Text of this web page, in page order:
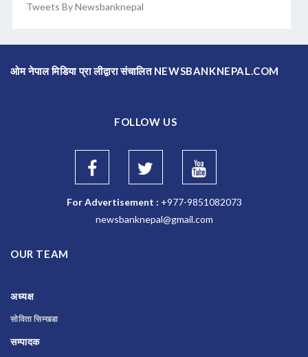
Tweets By Newsbanknepal
ओम नेपाल मिडिया प्रा लीद्वारा संचालित NEWSBANKNEPAL.COM
FOLLOW US
For Advertisement : +977-9851082073
newsbanknepal@gmail.com
OUR TEAM
अध्यक्ष
सोविता सिम्खडा
सम्पादक